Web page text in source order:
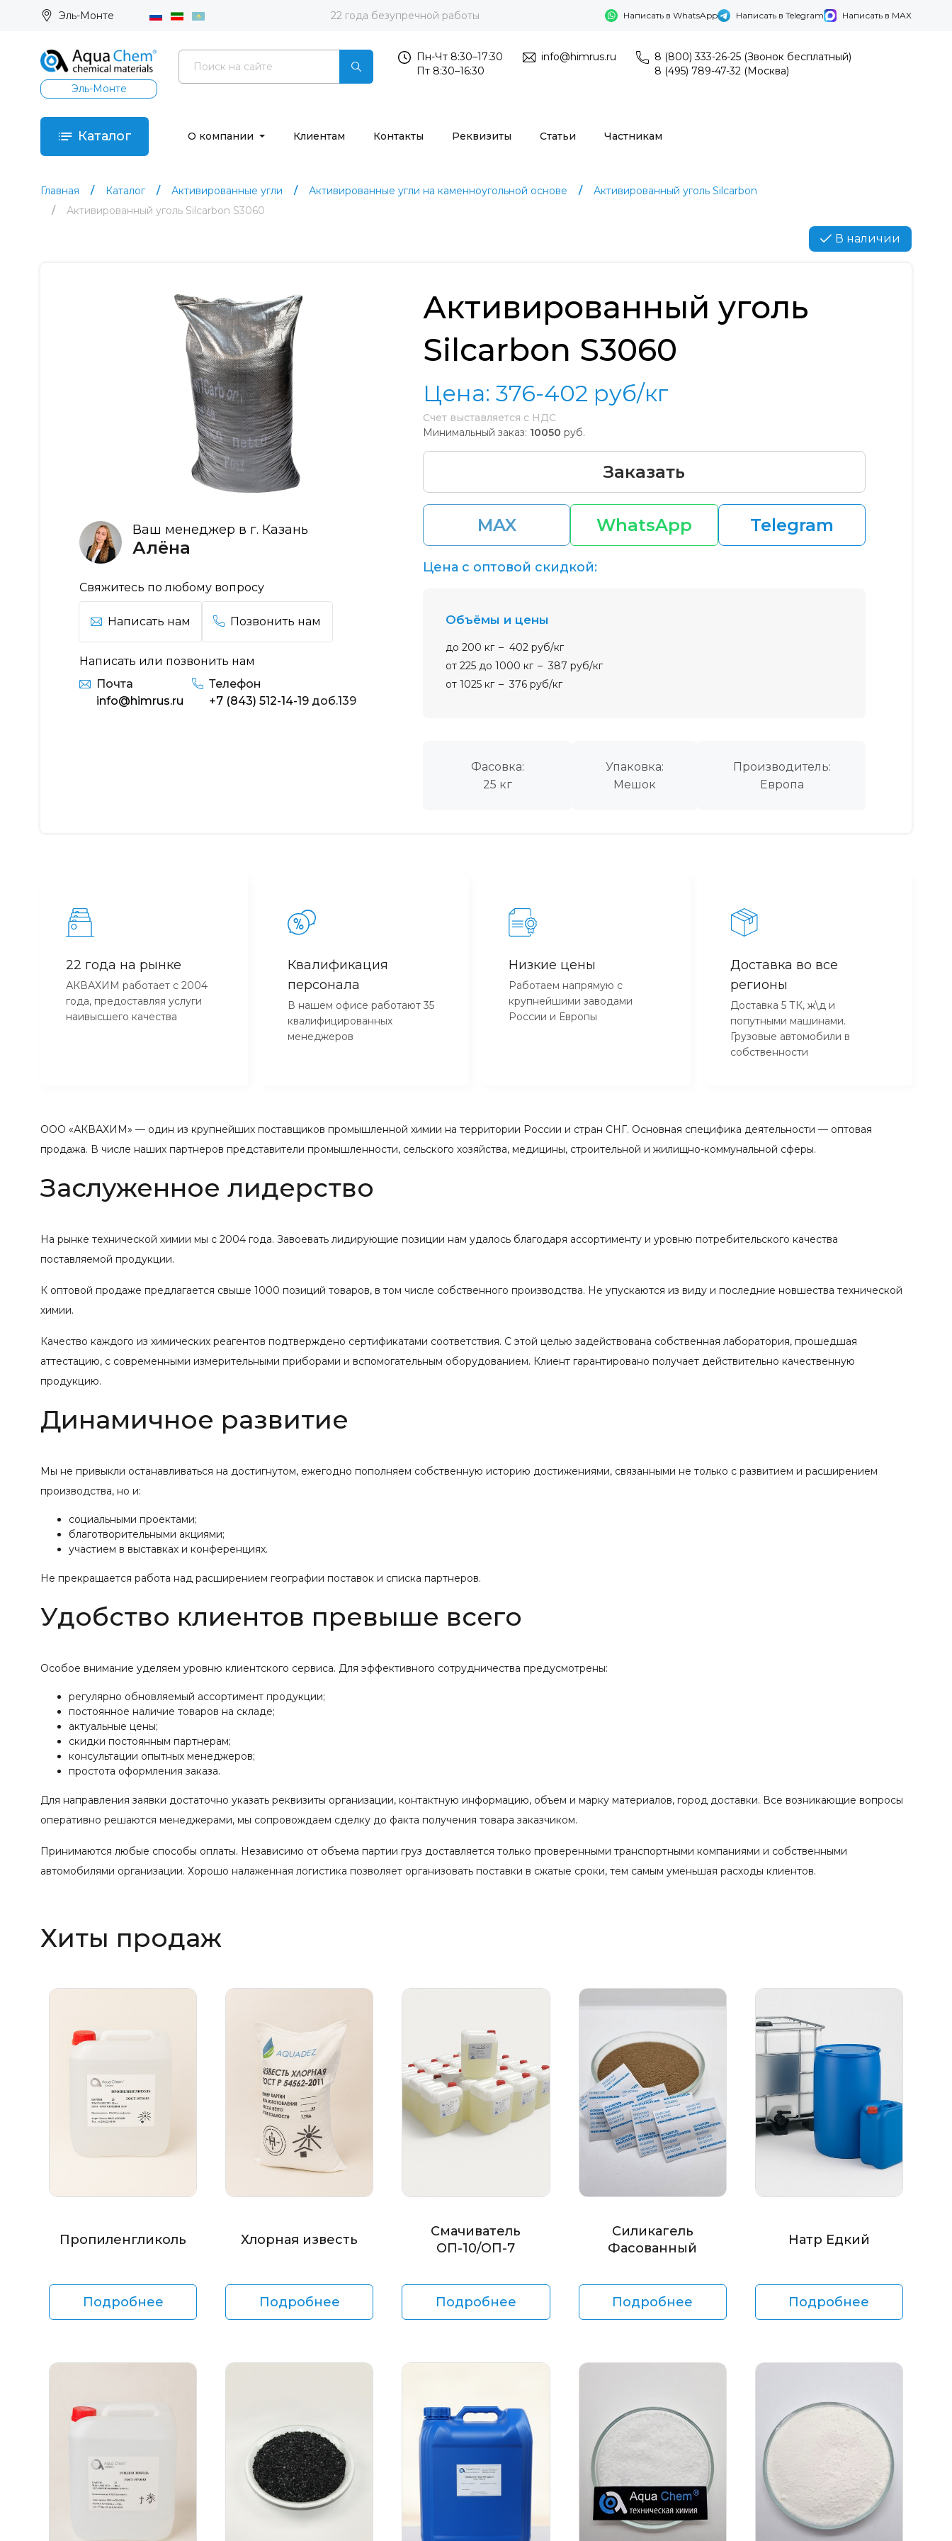
Эль-Монте 22 года безупречной работы Написать в WhatsApp Написать в Telegram Написать в MAX
Эль-Монте
Пн-Чт 8:30–17:30
Пт 8:30–16:30
info@himrus.ru
8 (800) 333-26-25 (Звонок бесплатный)
8 (495) 789-47-32 (Москва)
Каталог О компании Клиентам Контакты Реквизиты Статьи Частникам
Главная Каталог Активированные угли Активированные угли на каменноугольной основе
Активированный уголь Silcarbon
Активированный уголь Silcarbon S3060
В наличии
Ваш менеджер в г. Казань
Алёна
Свяжитесь по любому вопросу
Написать нам Позвонить нам
Написать или позвонить нам
Почта
info@himrus.ru
Телефон
+7 (843) 512-14-19 доб.139
Активированный уголь
Silcarbon S3060
Цена: 376-402 руб/кг
Счет выставляется с НДС
Минимальный заказ: 10050 руб.
Заказать
MAX WhatsApp Telegram
Фасовка:
25 кг
Упаковка:
Мешок
Производитель:
Европа
Цена с оптовой скидкой:
Объёмы и цены
до 200 кг
402 руб/кг
от 225 до 1000 кг
387 руб/кг
от 1025 кг
376 руб/кг
22 года на рынке
АКВАХИМ работает с 2004
года, предоставляя услуги
наивысшего качества
Квалификация
персонала
В нашем офисе работают 35
квалифицированных
менеджеров
Низкие цены
Работаем напрямую с
крупнейшими заводами
России и Европы
Доставка во все
регионы
Доставка 5 ТК, ж\д и
попутными машинами.
Грузовые автомобили в
собственности
ООО «АКВАХИМ» — один из крупнейших поставщиков промышленной химии на территории России и стран СНГ. Основная специфика деятельности — оптовая
продажа. В числе наших партнеров представители промышленности, сельского хозяйства, медицины, строительной и жилищно-коммунальной сферы.
Заслуженное лидерство
На рынке технической химии мы с 2004 года. Завоевать лидирующие позиции нам удалось благодаря ассортименту и уровню потребительского качества
поставляемой продукции.
К оптовой продаже предлагается свыше 1000 позиций товаров, в том числе собственного производства. Не упускаются из виду и последние новшества технической
химии.
Качество каждого из химических реагентов подтверждено сертификатами соответствия. С этой целью задействована собственная лаборатория, прошедшая
аттестацию, с современными измерительными приборами и вспомогательным оборудованием. Клиент гарантировано получает действительно качественную
продукцию.
Динамичное развитие
Мы не привыкли останавливаться на достигнутом, ежегодно пополняем собственную историю достижениями, связанными не только с развитием и расширением
производства, но и:
социальными проектами;
благотворительными акциями;
участием в выставках и конференциях.
Не прекращается работа над расширением географии поставок и списка партнеров.
Удобство клиентов превыше всего
Особое внимание уделяем уровню клиентского сервиса. Для эффективного сотрудничества предусмотрены:
регулярно обновляемый ассортимент продукции;
постоянное наличие товаров на складе;
актуальные цены;
скидки постоянным партнерам;
консультации опытных менеджеров;
простота оформления заказа.
Для направления заявки достаточно указать реквизиты организации, контактную информацию, объем и марку материалов, город доставки. Все возникающие вопросы
оперативно решаются менеджерами, мы сопровождаем сделку до факта получения товара заказчиком.
Принимаются любые способы оплаты. Независимо от объема партии груз доставляется только проверенными транспортными компаниями и собственными
автомобилями организации. Хорошо налаженная логистика позволяет организовать поставки в сжатые сроки, тем самым уменьшая расходы клиентов.
Хиты продаж
Пропиленгликоль
Подробнее
Хлорная известь
Подробнее
Смачиватель
ОП-10/ОП-7
Подробнее
Силикагель
Фасованный
Подробнее
Натр Едкий
Подробнее